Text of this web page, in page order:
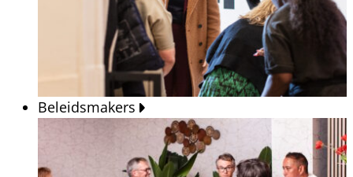
Beleidsmakers